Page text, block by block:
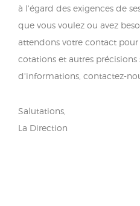
à l'égard des exigences de
que vous voulez ou avez
attendons votre contact
cotations et autres
d'informations, contactez-
Salutations,
La Direction